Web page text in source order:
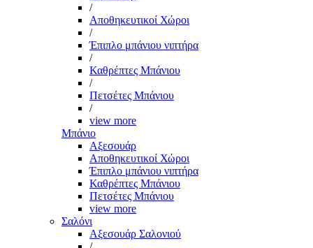
/
Αποθηκευτικοί Χώροι
/
Έπιπλο μπάνιου νιπτήρα
/
Καθρέπτες Μπάνιου
/
Πετσέτες Μπάνιου
/
view more
Μπάνιο
Αξεσουάρ
Αποθηκευτικοί Χώροι
Έπιπλο μπάνιου νιπτήρα
Καθρέπτες Μπάνιου
Πετσέτες Μπάνιου
view more
Σαλόνι
Αξεσουάρ Σαλονιού